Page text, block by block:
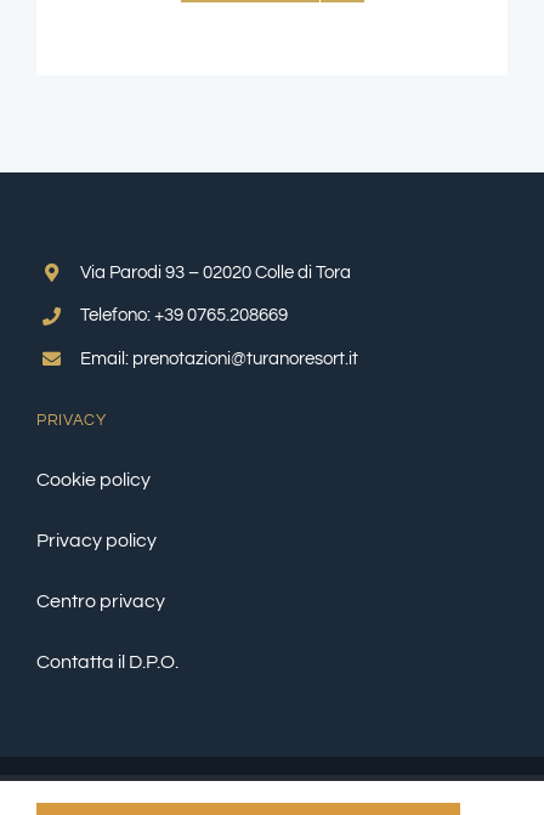
Via Parodi 93 – 02020 Colle di Tora
Telefono: +39 0765.208669
Email: prenotazioni@turanoresort.it
PRIVACY
Cookie policy
Privacy policy
Centro privacy
Contatta il D.P.O.
© Copyright 2022 | TURANO RESORT SRLS - P.IVA: 01218720579 -